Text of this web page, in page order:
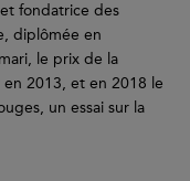
fondatrice des
diplômée en
le prix de la
2013, et en 2018 le
un essai sur la